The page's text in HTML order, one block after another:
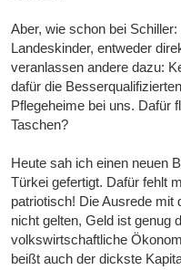
Aber, wie schon bei
Landeskinder, entweder
veranlassen andere dazu:
dafür die
Pflegeheime bei uns. Dafür
Taschen?
Heute sah ich einen neuen
Türkei gefertigt. Dafür fehlt
patriotisch! Die Ausrede mit
nicht gelten, Geld ist genug
volkswirtschaftliche
beißt auch der dickste